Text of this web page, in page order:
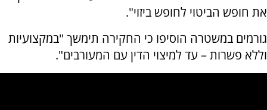
את חופש הביטוי לחופש ביזוי".
גורמים במשטרה הוסיפו כי החקירה תימשך "במקצועיות
וללא פשרות – עד למיצוי הדין עם המעורבים".